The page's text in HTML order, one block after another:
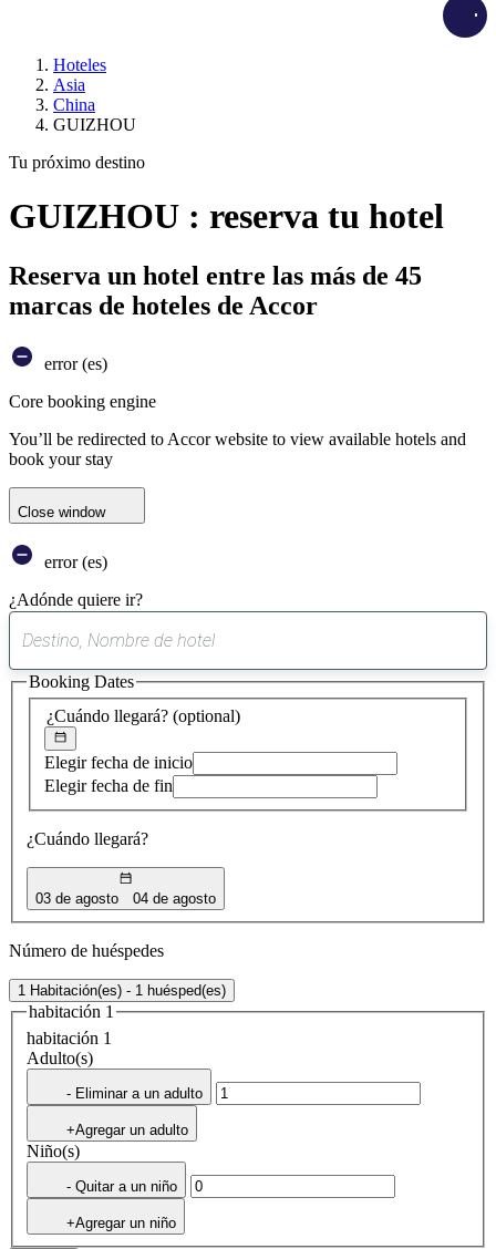
Hoteles
Asia
China
GUIZHOU
Tu próximo destino
GUIZHOU : reserva tu hotel
Reserva un hotel entre las más de 45
marcas de hoteles de Accor
error (es)
Core booking engine
You’ll be redirected to Accor website to view available hotels and
book your stay
Close window
error (es)
¿Adónde quiere ir?
sugerencia
encontrada
¿Cuándo llegará? (optional)
Elegir fecha de inicio
Elegir fecha de fin
¿Cuándo llegará?
03 de agosto 04 de agosto
Booking Dates
Número de huéspedes
1 Habitación(es) - 1 huésped(es)
habitación 1
habitación 1
Adulto(s)
- Eliminar a un adulto
+Agregar un adulto
Niño(s)
- Quitar a un niño
+Agregar un niño